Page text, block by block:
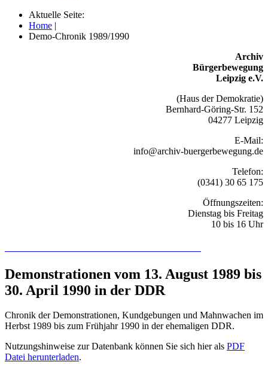
Aktuelle Seite:
Home |
Demo-Chronik 1989/1990
Archiv
Bürgerbewegung
Leipzig e.V.
(Haus der Demokratie)
Bernhard-Göring-Str. 152
04277 Leipzig
E-Mail:
info@archiv-buergerbewegung.de
Telefon:
(0341) 30 65 175
Öffnungszeiten:
Dienstag bis Freitag
10 bis 16 Uhr
Demonstrationen vom 13. August 1989 bis
30. April 1990 in der DDR
Chronik der Demonstrationen, Kundgebungen und Mahnwachen im
Herbst 1989 bis zum Frühjahr 1990 in der ehemaligen DDR.
Nutzungshinweise zur Datenbank können Sie sich hier als PDF
Datei herunterladen.